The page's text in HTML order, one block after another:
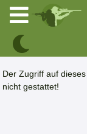
Der Zugriff auf
nicht gestattet!